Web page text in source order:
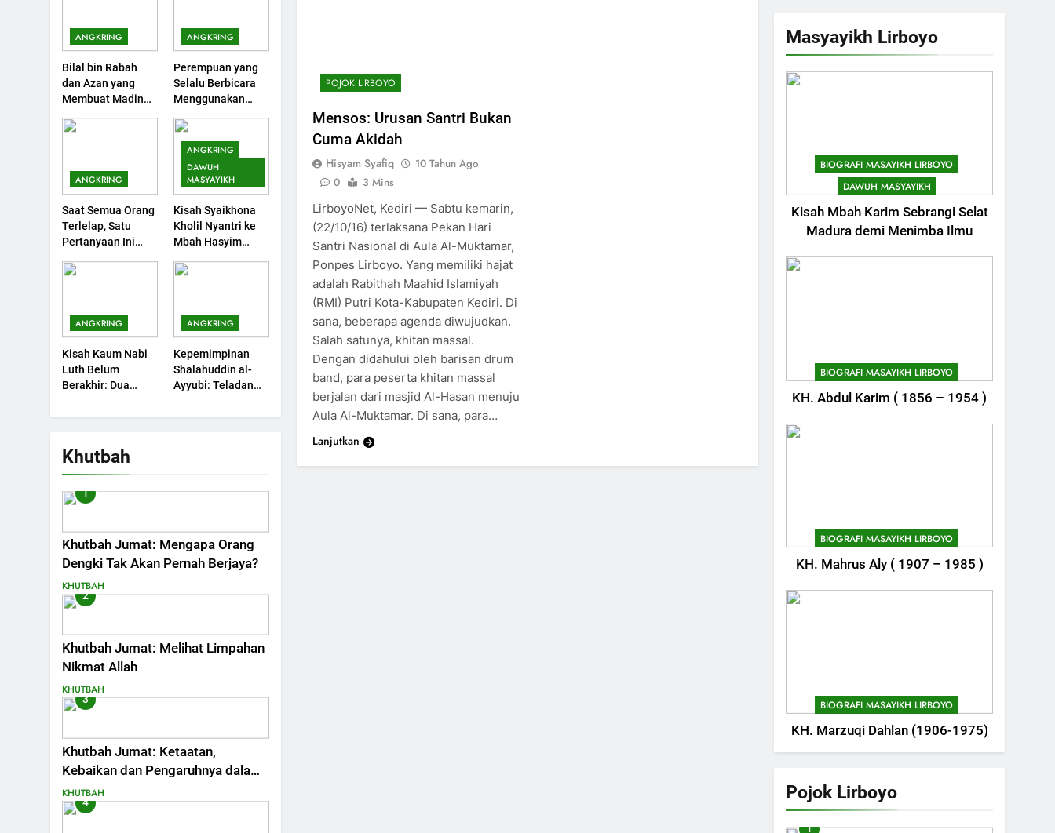
ANGKRING
Bilal bin Rabah
dan Azan yang
Membuat Madinah
ANGKRING
Perempuan yang
Selalu Berbicara
Menggunakan
ANGKRING
Saat Semua Orang
Terlelap, Satu
Pertanyaan Ini
Sebuah Maksiat
ANGKRING
DAWUH
MASYAYIKH
Kisah Syaikhona
Kholil Nyantri ke
Mbah Hasyim
ANGKRING
Kisah Kaum Nabi
Luth Belum
Berakhir: Dua
yang Kini Kembali
ANGKRING
Kepemimpinan
Shalahuddin al-
Ayyubi: Teladan
Dipelajari oleh
Khutbah
1
Khutbah Jumat: Mengapa Orang
Dengki Tak Akan Pernah Berjaya?
KHUTBAH
2
Khutbah Jumat: Melihat Limpahan
Nikmat Allah
KHUTBAH
3
Khutbah Jumat: Ketaatan,
Kebaikan dan Pengaruhnya dalam
Jiwa Manusia
KHUTBAH
4
POJOK LIRBOYO
Mensos: Urusan Santri Bukan
Cuma Akidah
Hisyam Syafiq
10 Tahun Ago
0
3 Mins
LirboyoNet, Kediri — Sabtu kemarin,
(22/10/16) terlaksana Pekan Hari
Santri Nasional di Aula Al-Muktamar,
Ponpes Lirboyo. Yang memiliki hajat
adalah Rabithah Maahid Islamiyah
(RMI) Putri Kota-Kabupaten Kediri. Di
sana, beberapa agenda diwujudkan.
Salah satunya, khitan massal.
Dengan didahului oleh barisan drum
band, para peserta khitan massal
berjalan dari masjid Al-Hasan menuju
Aula Al-Muktamar. Di sana, para…
Lanjutkan
Masyayikh Lirboyo
BIOGRAFI MASAYIKH LIRBOYO
DAWUH MASYAYIKH
Kisah Mbah Karim Sebrangi Selat
Madura demi Menimba Ilmu
BIOGRAFI MASAYIKH LIRBOYO
KH. Abdul Karim ( 1856 – 1954 )
BIOGRAFI MASAYIKH LIRBOYO
KH. Mahrus Aly ( 1907 – 1985 )
BIOGRAFI MASAYIKH LIRBOYO
KH. Marzuqi Dahlan (1906-1975)
Pojok Lirboyo
1